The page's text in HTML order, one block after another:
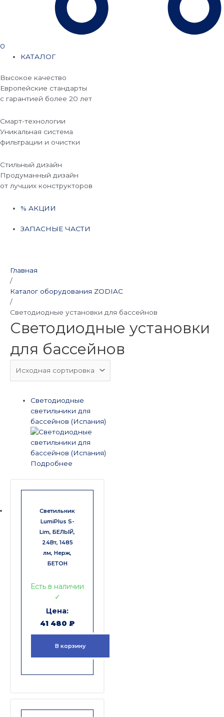
0
КАТАЛОГ
Высокое качество
Европейские стандарты
с гарантией более 20 лет
Смарт-технологии
Уникальная система
фильтрации и очистки
Стильный дизайн
Продуманный дизайн
от лучших конструкторов
% АКЦИИ
ЗАПАСНЫЕ ЧАСТИ
Главная
/
Каталог оборудования ZODIAC
/
Светодиодные установки для бассейнов
Светодиодные установки
для бассейнов
Светодиодные
светильники для
бассейнов (Испания)
Подробнее
Светильник
LumiPlus S-
Lim, БЕЛЫЙ,
24Вт, 1485
лм, Нерж,
БЕТОН
Есть в наличии
✓
41 480 ₽
В корзину